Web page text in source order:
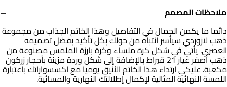
ملاحظات المصمم −
دائما ما يكمن الجمال في التفاصيل وهذا الخاتم الجذاب من مجموعة
ذهب لازوردي سيأسر انتباه من حولك بكل تأكيد بفضل تصميمه
العصري. يأتي في شكل كرة ملساء وكرة بارزة الملمس مصنوعة من
ذهب أصفر عيار 21 قيراط بالإضافة إلى شكل وردة مزينة بأحجار زركون
مكعبة. عليكي ارتداء هذا الخاتم الأنيق يوميا مع اكسسواراتك باعتبارة
اللمسة النهائية المثالية لإكمال إطلالتك النهارية والمسائية.